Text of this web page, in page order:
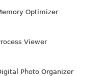
Optimizer
Viewer
Photo Organizer